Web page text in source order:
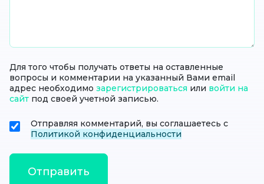
Для того чтобы получать ответы на оставленные
вопросы и комментарии на указанный Вами email
адрес необходимо зарегистрироваться или войти на
сайт под своей учетной записью.
Отправляя комментарий, вы соглашаетесь с
Политикой конфиденциальности